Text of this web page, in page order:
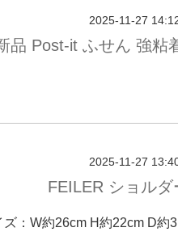
2025-11-27
品 Post-it ふせん 強粘
2025-11-27
FEILER ショルダ
ズ：W約26cm H約22cm D約